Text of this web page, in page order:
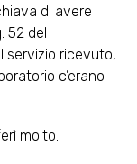
di avere
52 del
servizio ricevuto,
c’erano
molto.